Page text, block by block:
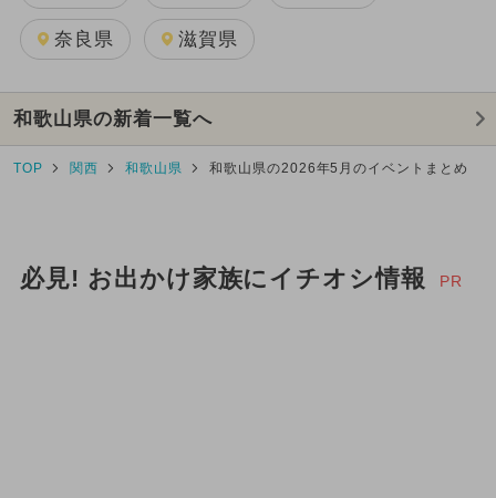
奈良県 滋賀県
和歌山県の新着一覧へ
TOP 関西 和歌山県 和歌山県の2026年5月のイベントまとめ
必見! お出かけ家族にイチオシ情報 PR